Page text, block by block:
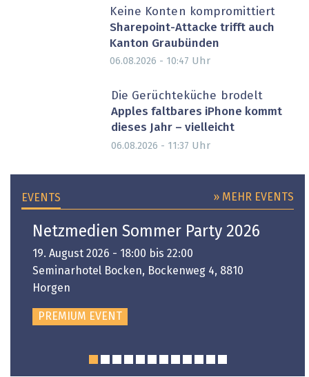
Keine Konten kompromittiert
Sharepoint-Attacke trifft auch
Kanton Graubünden
06.08.2026 - 10:47 Uhr
Die Gerüchteküche brodelt
Apples faltbares iPhone kommt
dieses Jahr – vielleicht
06.08.2026 - 11:37 Uhr
EVENTS » MEHR EVENTS
Netzmedien Sommer Party 2026
19. August 2026 - 18:00 bis 22:00
Seminarhotel Bocken, Bockenweg 4, 8810
Horgen
PREMIUM EVENT